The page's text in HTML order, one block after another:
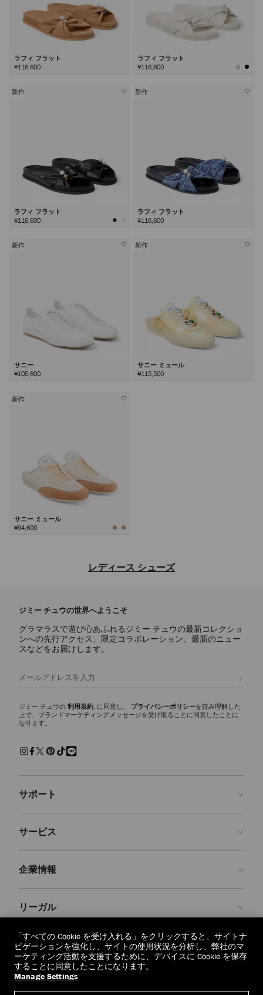
ラフィ フラット
¥116,600
ラフィ フラット
¥116,600
新作
ラフィ フラット
¥116,600
新作
ラフィ フラット
¥116,600
新作
サニー
¥105,600
新作
サニー ミュール
¥115,500
新作
サニー ミュール
¥94,600
レディース シューズ
イリー使いのアイコンからステートメントスタイルまで、あらゆるシー
ンに映えるラグジュアリーなレディース シューズのご紹介。
パンプス
スカーレットに代表されるシグネチャーパンプスには、ナッパレザーか
レザー仕上げを使用しています。どんなワードローブにもエレガンスと
多彩な魅力を添える、モダンなシルエットをご覧ください。
スリッパ
エリオットスリッパ ファミリーは、多彩な彫刻的シルエットが印象的
で、ディテールにシグネチャーなハードウェアをあしらいました。 洗
現代的なクラフツマンシップを兼ね備えた、エフォートレスで魅力ある
パール、クリスタルで装飾を施し、モダンなアクセントを添えた、美し
ルに気取らないフラットシューズ、どの1足を選んでも、存在感を放
スニーカー
なラグジュアリーを再定義します。 ステートメントなソールからミニ
ブーツ
た、クラシックなアンクルブーツやニーハイブーツをご紹介します。
実用性と華やかさが調和したデザインは、シーズンを重ねても色褪せな
いように仕立てられています。
ジミー チュウの世界へようこそ
グラマラスで遊び心あふれるジミー チュウの最新コレクショ
ンへの先行アクセス、限定コラボレーション、最新のニュー
スなどをお届けします。
ジミー チュウの 利用規約, に同意し、 プライバシーポリシーを読み理解した
上で、ブランドマーケティングメッセージを受け取ることに同意したことに
なります。
サポート
よくあるご質問
返品を申請
配送
交換・返品
サービス
Made-to-Order
保証
企業情報
ブランドの歴史
JC World
社会への貢献
私たちの責任
クラフツマンシップ
リーガル
プライバシーポリシー
利用規約
忘れられる権利
個人情報開示請求フォーム
regionselector.country. (€)
「すべての Cookie を受け入れる」をクリックすると、サイトナ
ビゲーションを強化し、サイトの使用状況を分析し、弊社のマ
ーケティング活動を支援するために、デバイスに Cookie を保存
することに同意したことになります。
Manage Settings